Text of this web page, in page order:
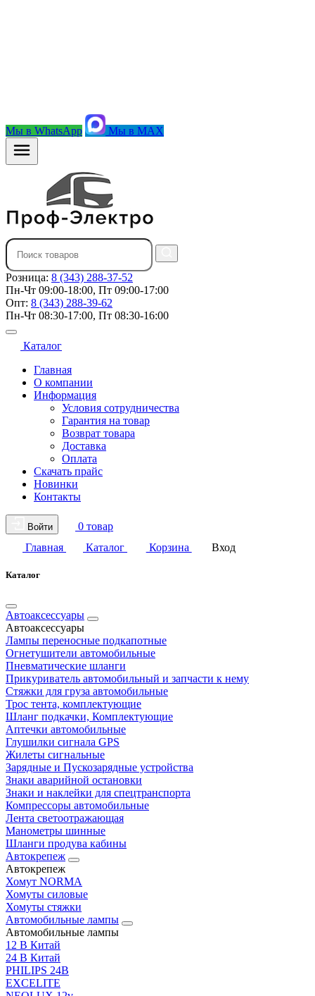
Мы в WhatsApp Мы в MAX
Розница: 8 (343) 288-37-52
Пн-Чт 09:00-18:00, Пт 09:00-17:00
Опт: 8 (343) 288-39-62
Пн-Чт 08:30-17:00, Пт 08:30-16:00
Каталог
Главная
О компании
Информация
Условия сотрудничества
Гарантия на товар
Возврат товара
Доставка
Оплата
Скачать прайс
Новинки
Контакты
Войти
0 товар
Главная
Каталог Корзина Вход
Каталог
Автоаксессуары
Автоаксессуары
Лампы переносные подкапотные
Огнетушители автомобильные
Пневматические шланги
Прикуриватель автомобильный и запчасти к нему
Стяжки для груза автомобильные
Трос тента, комплектующие
Шланг подкачки, Комплектующие
Аптечки автомобильные
Глушилки сигнала GPS
Жилеты сигнальные
Зарядные и Пускозарядные устройства
Знаки аварийной остановки
Знаки и наклейки для спецтранспорта
Компрессоры автомобильные
Лента светоотражающая
Манометры шинные
Шланги продува кабины
Автокрепеж
Автокрепеж
Хомут NORMA
Хомуты силовые
Хомуты стяжки
Автомобильные лампы
Автомобильные лампы
12 В Китай
24 В Китай
PHILIPS 24В
EXCELITE